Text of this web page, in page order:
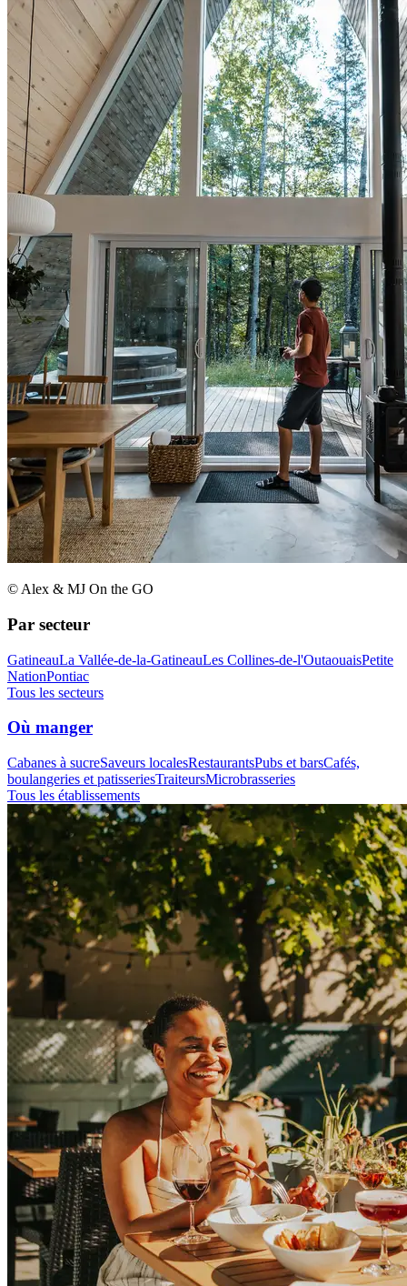
© Alex & MJ On the GO
Par secteur
GatineauLa Vallée-de-la-GatineauLes Collines-de-l'OutaouaisPetite
NationPontiac
Tous les secteurs
Où manger
Cabanes à sucreSaveurs localesRestaurantsPubs et barsCafés,
boulangeries et patisseriesTraiteursMicrobrasseries
Tous les établissements